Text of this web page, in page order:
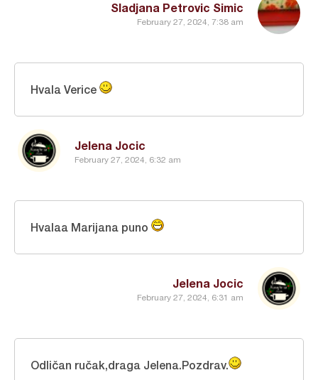
Sladjana Petrovic Simic
February 27, 2024, 7:38 am
Jelena Jocic
February 27, 2024, 6:32 am
Hvala Verice
Jelena Jocic
February 27, 2024, 6:31 am
Hvalaa Marijana puno
Odličan ručak,draga Jelena.Pozdrav.